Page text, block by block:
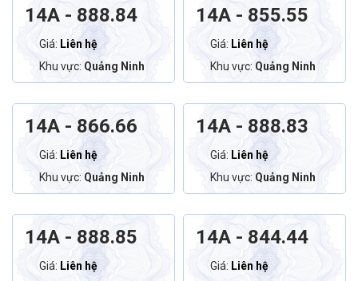
14A - 888.84
Giá: Liên hệ
Khu vực: Quảng Ninh
14A - 855.55
Giá: Liên hệ
Khu vực: Quảng Ninh
14A - 866.66
Giá: Liên hệ
Khu vực: Quảng Ninh
14A - 888.83
Giá: Liên hệ
Khu vực: Quảng Ninh
14A - 888.85
Giá: Liên hệ
14A - 844.44
Giá: Liên hệ